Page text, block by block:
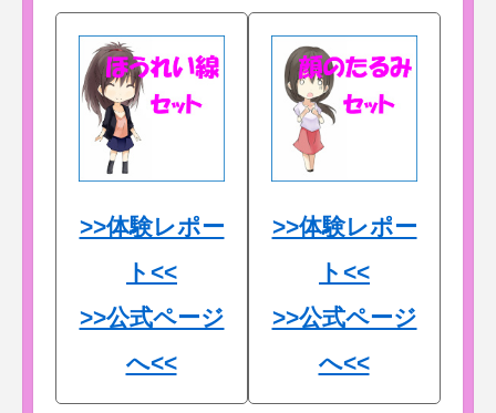
>>体験レポー
ト<<
>>公式ページ
へ<<
>>体験レポー
ト<<
>>公式ページ
へ<<